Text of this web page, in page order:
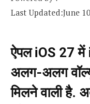
Last Updated:June
ऐपल iOS 27 में
अलग-अलग
मिलने वाली है.